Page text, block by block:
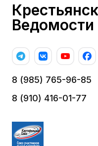
Ведомости
8 (985) 765-96-85
8 (910) 416-01-77